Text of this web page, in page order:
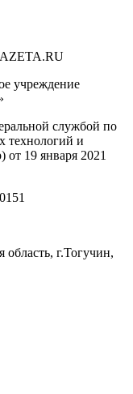
учреждение
службой по
технологий и
19 января 2021
г.Тогучин,